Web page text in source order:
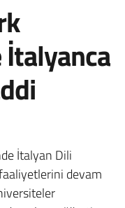
İtalyan Dili
devam